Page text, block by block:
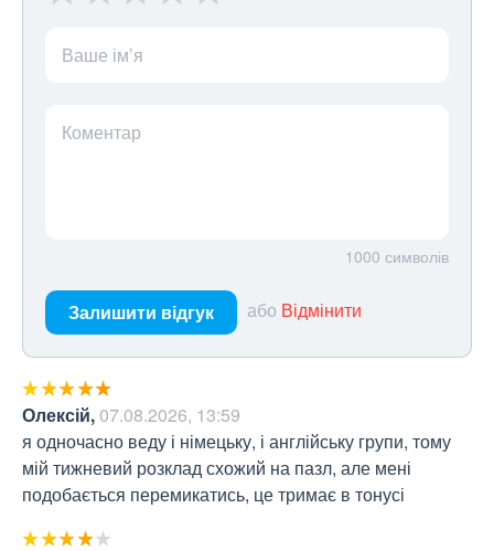
Ваше ім’я
Коментар
1000 символів
Залишити відгук або Відмінити
Олексій,07.08.2026, 13:59
я одночасно веду і німецьку, і англійську групи, тому
мій тижневий розклад схожий на пазл, але мені
подобається перемикатись, це тримає в тонусі